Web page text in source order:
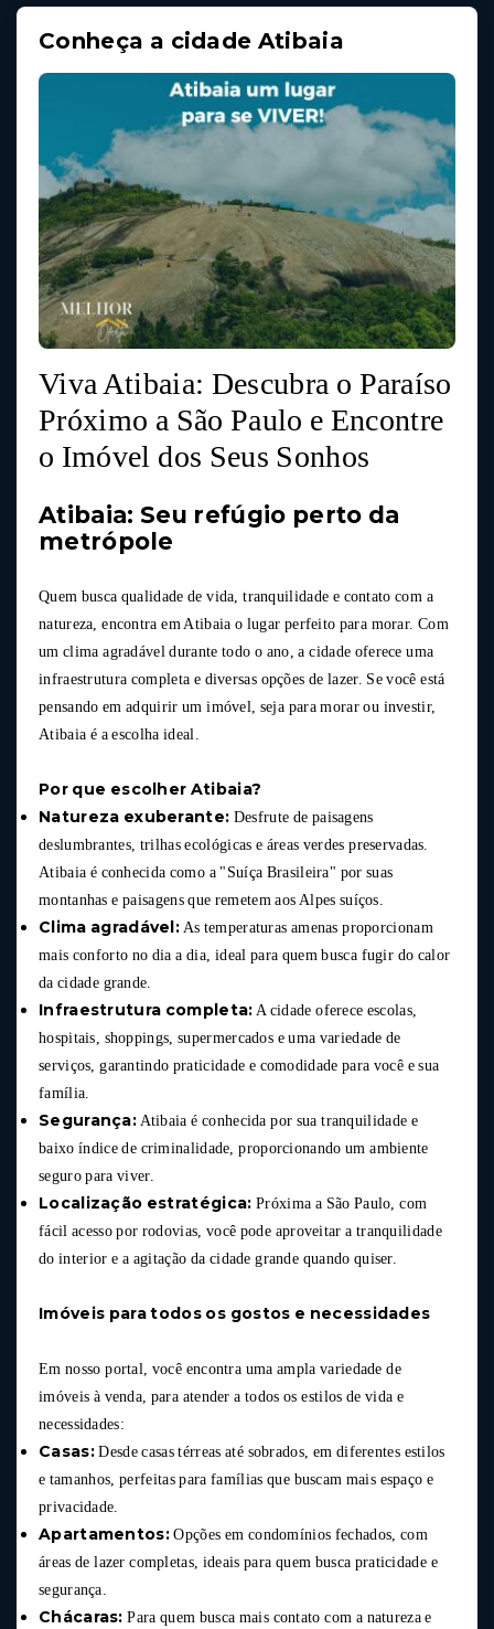
Conheça a cidade Atibaia
Viva Atibaia: Descubra o Paraíso
Próximo a São Paulo e Encontre
o Imóvel dos Seus Sonhos
Atibaia: Seu refúgio perto da
metrópole
Quem busca qualidade de vida, tranquilidade e contato com a
natureza, encontra em Atibaia o lugar perfeito para morar. Com
um clima agradável durante todo o ano, a cidade oferece uma
infraestrutura completa e diversas opções de lazer. Se você está
pensando em adquirir um imóvel, seja para morar ou investir,
Atibaia é a escolha ideal.
Por que escolher Atibaia?
Natureza exuberante: Desfrute de paisagens
deslumbrantes, trilhas ecológicas e áreas verdes preservadas.
Atibaia é conhecida como a "Suíça Brasileira" por suas
montanhas e paisagens que remetem aos Alpes suíços.
Clima agradável: As temperaturas amenas proporcionam
mais conforto no dia a dia, ideal para quem busca fugir do calor
da cidade grande.
Infraestrutura completa: A cidade oferece escolas,
hospitais, shoppings, supermercados e uma variedade de
serviços, garantindo praticidade e comodidade para você e sua
família.
Segurança: Atibaia é conhecida por sua tranquilidade e
baixo índice de criminalidade, proporcionando um ambiente
seguro para viver.
Localização estratégica: Próxima a São Paulo, com
fácil acesso por rodovias, você pode aproveitar a tranquilidade
do interior e a agitação da cidade grande quando quiser.
Imóveis para todos os gostos e necessidades
Em nosso portal, você encontra uma ampla variedade de
imóveis à venda, para atender a todos os estilos de vida e
necessidades:
Casas:Desde casas térreas até sobrados, em diferentes estilos
e tamanhos, perfeitas para famílias que buscam mais espaço e
privacidade.
Apartamentos:Opções em condomínios fechados, com
áreas de lazer completas, ideais para quem busca praticidade e
segurança.
Chácaras: Para quem busca mais contato com a natureza e